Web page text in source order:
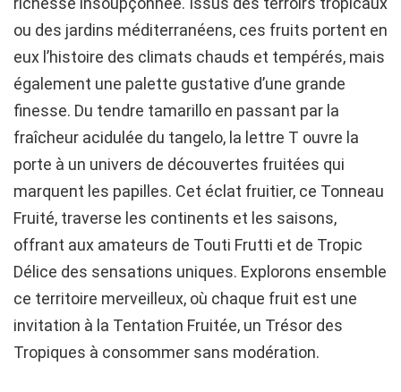
ou des jardins méditerranéens, ces fruits portent en
eux l’histoire des climats chauds et tempérés, mais
également une palette gustative d’une grande
finesse. Du tendre tamarillo en passant par la
fraîcheur acidulée du tangelo, la lettre T ouvre la
porte à un univers de découvertes fruitées qui
marquent les papilles. Cet éclat fruitier, ce Tonneau
Fruité, traverse les continents et les saisons,
offrant aux amateurs de Touti Frutti et de Tropic
Délice des sensations uniques. Explorons ensemble
ce territoire merveilleux, où chaque fruit est une
invitation à la Tentation Fruitée, un Trésor des
Tropiques à consommer sans modération.